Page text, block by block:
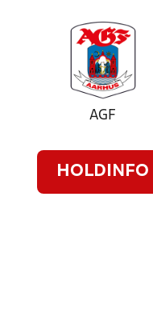
AGF
HOLDINFO